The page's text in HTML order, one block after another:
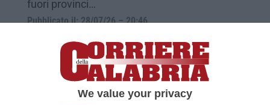
We value your privacy
fuori provinci…
Pubblicato il: 28/07/26 – 20:46